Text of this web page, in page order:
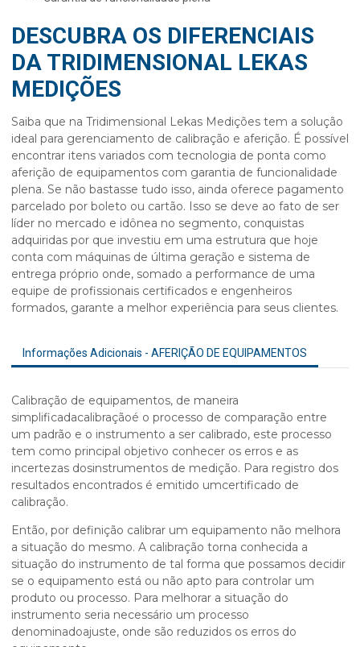
DESCUBRA OS DIFERENCIAIS
DA TRIDIMENSIONAL LEKAS
MEDIÇÕES
Saiba que na Tridimensional Lekas Medições tem a solução
ideal para gerenciamento de calibração e aferição. É possível
encontrar itens variados com tecnologia de ponta como
aferição de equipamentos com garantia de funcionalidade
plena. Se não bastasse tudo isso, ainda oferece pagamento
parcelado por boleto ou cartão. Isso se deve ao fato de ser
líder no mercado e idônea no segmento, conquistas
adquiridas por que investiu em uma estrutura que hoje
conta com máquinas de última geração e sistema de
entrega próprio onde, somado a performance de uma
equipe de profissionais certificados e engenheiros
formados, garante a melhor experiência para seus clientes.
Informações Adicionais - AFERIÇÃO DE EQUIPAMENTOS
Calibração de equipamentos, de maneira
simplificadacalibraçãoé o processo de comparação entre
um padrão e o instrumento a ser calibrado, este processo
tem como principal objetivo conhecer os erros e as
incertezas dosinstrumentos de medição. Para registro dos
resultados encontrados é emitido umcertificado de
calibração.
Então, por definição calibrar um equipamento não melhora
a situação do mesmo. A calibração torna conhecida a
situação do instrumento de tal forma que possamos decidir
se o equipamento está ou não apto para controlar um
produto ou processo. Para melhorar a situação do
instrumento seria necessário um processo
denominadoajuste, onde são reduzidos os erros do